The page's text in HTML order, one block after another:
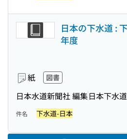
日本の下水道 :
年度
紙 図書
日本水道新聞社 編集日本下水
件名 下水道-日本